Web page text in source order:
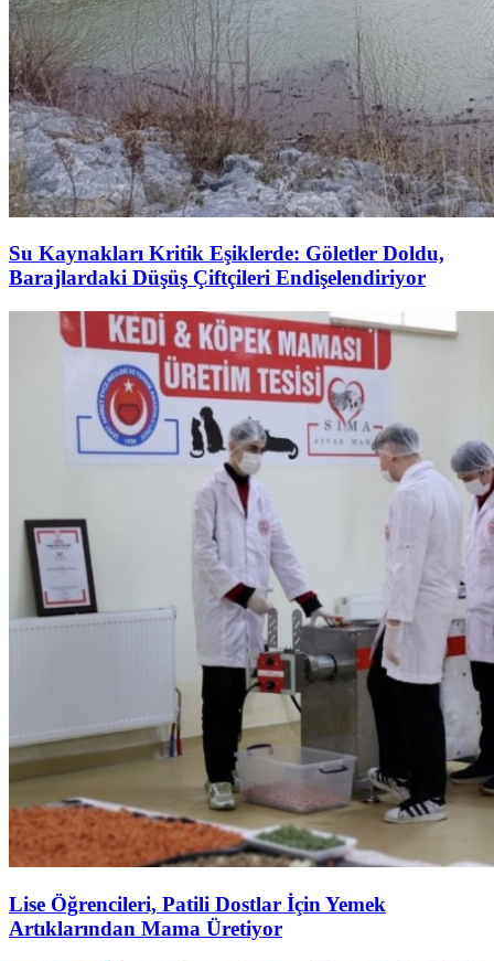
Su Kaynakları Kritik Eşiklerde: Göletler Doldu,
Barajlardaki Düşüş Çiftçileri Endişelendiriyor
Lise Öğrencileri, Patili Dostlar İçin Yemek
Artıklarından Mama Üretiyor